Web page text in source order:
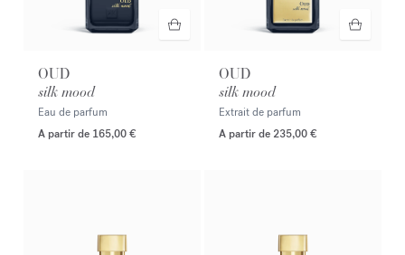
OUD
silk mood
Eau de parfum
A partir de 165,00 €
OUD
silk mood
Extrait de parfum
A partir de 235,00 €